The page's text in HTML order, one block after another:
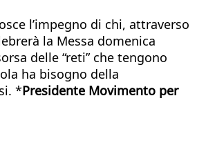
l’impegno di chi, attraverso
la Messa domenica
delle “reti” che tengono
ha bisogno della
*Presidente Movimento per